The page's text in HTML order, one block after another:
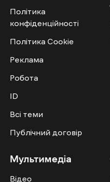
Політика
конфіденційності
Політика Cookie
Реклама
Робота
ID
Всі теми
Публічний договір
Мультимедіа
Відео